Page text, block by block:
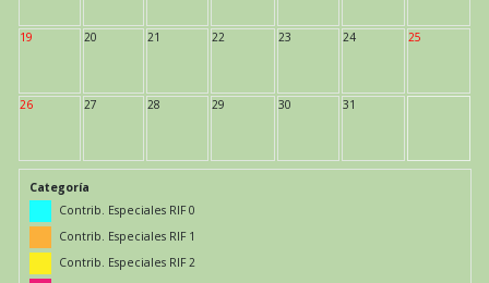
19 20 21 22 23 24 25
26 27 28 29 30 31
Categoría
Contrib. Especiales RIF 0
Contrib. Especiales RIF 1
Contrib. Especiales RIF 2